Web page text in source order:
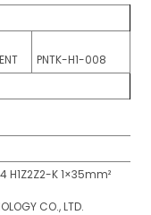
PNTK-H1-008
H1Z2Z2-K 1×35mm²
CO., LTD.